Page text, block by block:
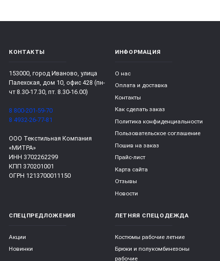
КОНТАКТЫ
153000, город Иваново, улица
Палехская, дом 10, офис 428 (пн-
чт 8.30-17.30, пт. 8.30-16.00)
8 800-201-59-70
8 4932-26-77-81
ООО Текстильная Компания
«МИТРА»
ИНН 3702262299
КПП 370201001
ОГРН 1213700011150
ИНФОРМАЦИЯ
О нас
Оплата и доставка
Контакты
Как сделать заказ
Политика конфиденциальности
Пользовательское соглашение
Пошив на заказ
Прайс-лист
Карта сайта
Отзывы
Новости
СПЕЦПРЕДЛОЖЕНИЯ
Акции
Новинки
ЛЕТНЯЯ СПЕЦОДЕЖДА
Костюмы рабочие летние
Брюки и полукомбинезоны
рабочие